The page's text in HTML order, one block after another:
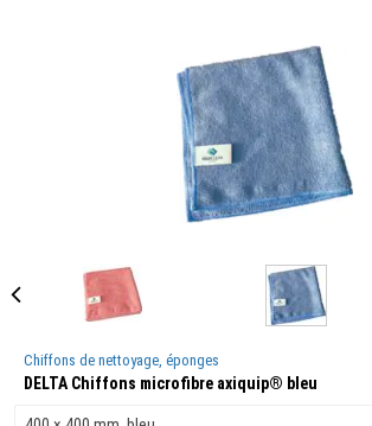
Chiffons de nettoyage, éponges
DELTA Chiffons microfibre axiquip® bleu